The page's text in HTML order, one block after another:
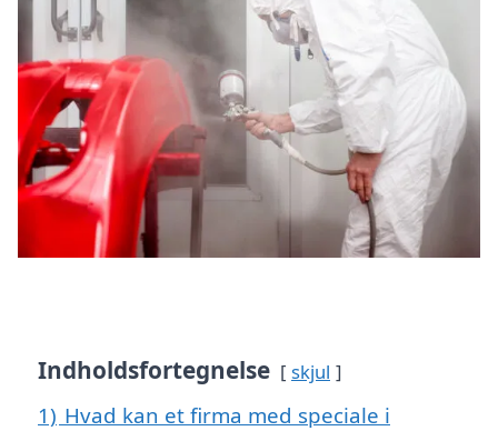
Indholdsfortegnelse skjul
1) Hvad kan et firma med speciale i